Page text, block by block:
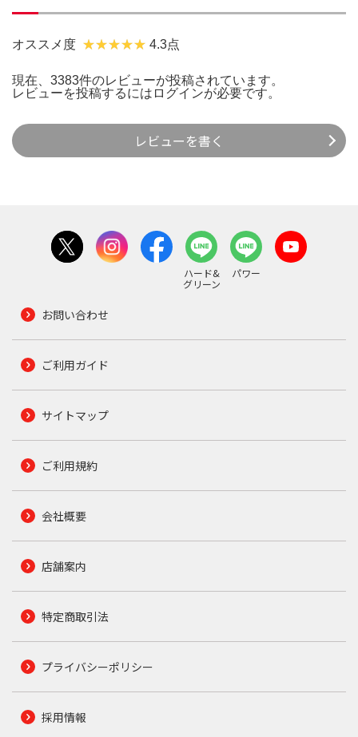
オススメ度 4.3点
現在、3383件のレビューが投稿されています。
レビューを投稿するには ログインが必要です。
レビューを書く
ハード&
グリーン
パワー
お問い合わせ
ご利用ガイド
サイトマップ
ご利用規約
会社概要
店舗案内
特定商取引法
プライバシーポリシー
採用情報